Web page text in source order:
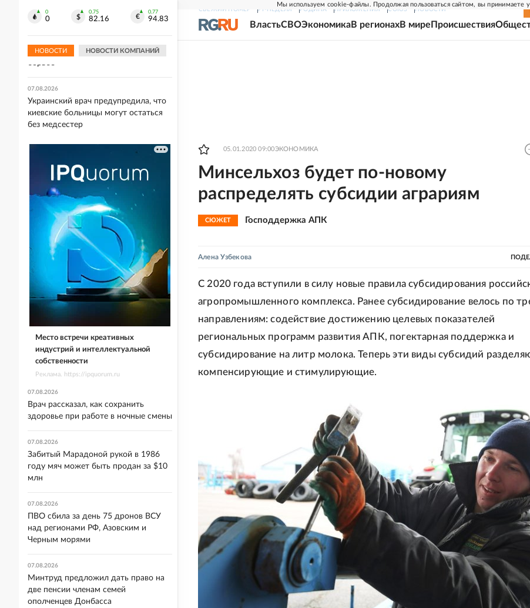
Мы используем cookie-файлы. Продолжая пользоваться сайтом, вы принимаете
СВЕЖИЙ НОМЕР РГ-НЕДЕЛЯ РОДИНА ПРИЛОЖЕНИЯ СОЮЗ НОВОСТИ
ВластьСВОЭкономикаВ регионахВ мире Происшествия
05.01.2020 09:00ЭКОНОМИКА
Минсельхоз будет по-новому
распределять субсидии аграриям
СЮЖЕТ Господдержка АПК
Алена Узбекова
С 2020 года вступили в силу новые правила субсидирования
агропромышленного комплекса. Ранее субсидирование велось по
направлениям: содействие достижению целевых показателей
региональных программ развития АПК, погектарная поддержка и
субсидирование на литр молока. Теперь эти виды субсидий
компенсирующие и стимулирующие.
0
0
0.75
82.16
0.77
94.83
НОВОСТИ НОВОСТИ КОМПАНИЙ
уступила Сербии в пятисетовой
борьбе
07.08.2026
Украинский врач предупредила, что
киевские больницы могут остаться
без медсестер
Место встречи креативных
индустрий и интеллектуальной
собственности
Реклама. https://ipquorum.ru
07.08.2026
Врач рассказал, как сохранить
здоровье при работе в ночные смены
07.08.2026
Забитый Марадоной рукой в 1986
году мяч может быть продан за $10
млн
07.08.2026
ПВО сбила за день 75 дронов ВСУ
над регионами РФ, Азовским и
Черным морями
07.08.2026
Минтруд предложил дать право на
две пенсии членам семей
ополченцев Донбасса